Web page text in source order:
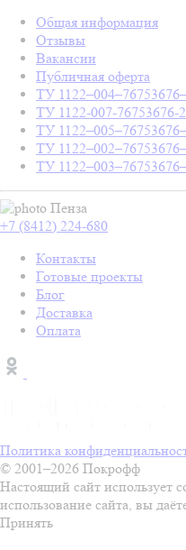
Общая информация
Отзывы
Вакансии
Публичная оферта
ТУ
ТУ 1122-007-76753676-
ТУ
ТУ
ТУ
Пенза
+7 (8412) 224-680
Контакты
Готовые проекты
Блог
Доставка
Оплата
Политика
© 2001–2026 Покрофф
Настоящий сайт использует
использование сайта, вы
Принять